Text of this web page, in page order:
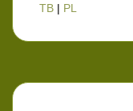
TB | PL